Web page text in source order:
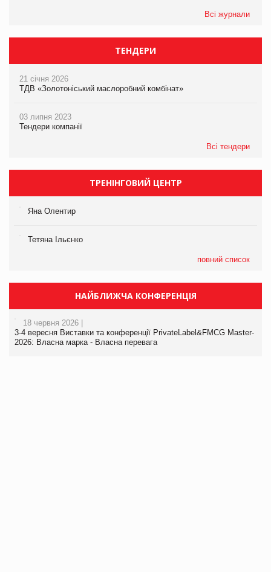
Всі журнали
ТЕНДЕРИ
21 січня 2026
ТДВ «Золотоніський маслоробний комбінат»
03 липня 2023
Тендери компанії
Всі тендери
ТРЕНІНГОВИЙ ЦЕНТР
Яна Олентир
Тетяна Ільєнко
повний список
НАЙБЛИЖЧА КОНФЕРЕНЦІЯ
18 червня 2026 |
3-4 вересня Виставки та конференції PrivateLabel&FMCG Master-
2026: Власна марка - Власна перевага